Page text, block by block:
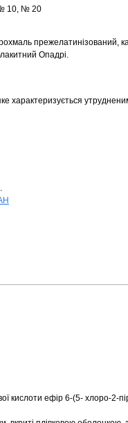
№ 10, № 20
прежелатинізований,
Опадрі.
характеризується
кислоти ефір 6-(5- хлоро-2-